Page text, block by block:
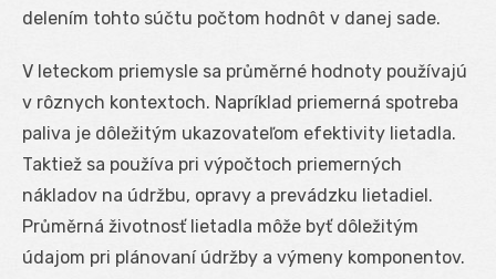
delením tohto súčtu počtom hodnôt v danej sade.
V leteckom priemysle sa průměrné hodnoty používajú
v rôznych kontextoch. Napríklad priemerná spotreba
paliva je dôležitým ukazovateľom efektivity lietadla.
Taktiež sa používa pri výpočtoch priemerných
nákladov na údržbu, opravy a prevádzku lietadiel.
Průměrná životnosť lietadla môže byť dôležitým
údajom pri plánovaní údržby a výmeny komponentov.